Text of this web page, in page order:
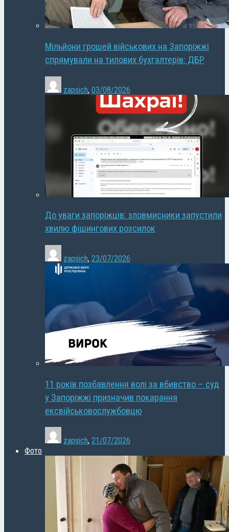
Мільйони грошей військових на Запоріжжі
спрямували на тилових бухгалтерів: ДБР
zapsich, 03/08/2026
До уваги запоріжців: зловмисники запустили
хвилю фішингових розсилок
zapsich, 23/07/2026
11 років позбавлення волі за вбивство – суд
у Запоріжжі призначив покарання
ексвійськовослужбовцю
zapsich, 21/07/2026
Фото